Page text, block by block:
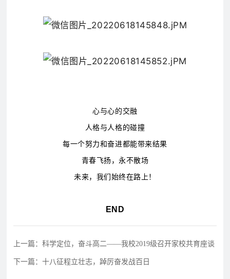
心与心的交融
人格与人格的碰撞
每一个努力和奋进都能带来结果
青春飞扬，永不散场
未来，我们始终在路上！
END
上一篇：科学定位，奋斗高二——我校2019级召开家校共育座谈
会
下一篇：十八征程立壮志，踔厉奋发战百日